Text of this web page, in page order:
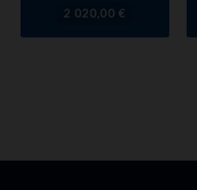
Prix2 020,00 €